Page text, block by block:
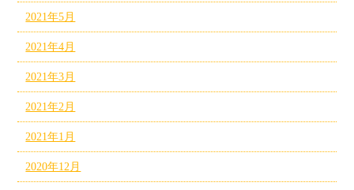
2021年5月
2021年4月
2021年3月
2021年2月
2021年1月
2020年12月